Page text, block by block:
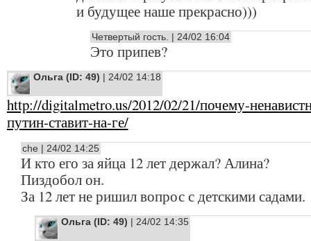
и будущее наше прекрасно)))
Четвертый гость. | 24/02 16:04
Это припев?
Ольга (ID: 49) | 24/02 14:18
http://digitalmetro.us/2012/02/21/почему-
путин-ставит-на-ге/
che | 24/02 14:25
И кто его за яйца 12 лет держал? Алина?
Пиздобол он.
За 12 лет не ришил вопрос с детскими садами.
Ольга (ID: 49) | 24/02 14:35